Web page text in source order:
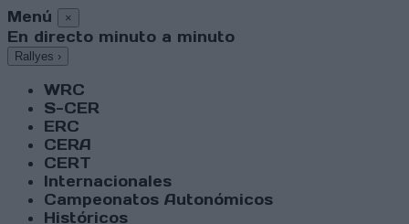
Menú ×
En directo minuto a minuto
Rallyes ›
WRC
S-CER
ERC
CERA
CERT
Internacionales
Campeonatos Autonómicos
Históricos